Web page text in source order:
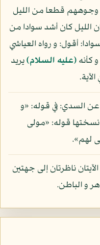
وجوههم قطعا من الليل
الليل كان أشد سوادا من
أقول: و رواه العياشي
و كأنه(عليه السلام)يريد
عن السدي: في قوله: «و
نسختها قوله: «مولى
لهم».
ناظرتان إلى جهتين
و الباطن.